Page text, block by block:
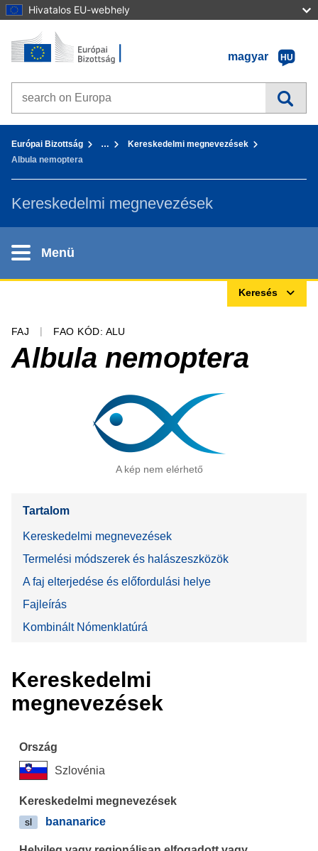
Hivatalos EU-webhely
Tovább a tartalomhoz
Kezdőlap - Európai Bizottság
magyar
HU
Search on Europa websites
Európai Bizottság …
Kereskedelmi megnevezések
Albula nemoptera
Kereskedelmi megnevezések
Menü
Keresés
FAJ FAO KÓD: ALU
Albula nemoptera
A kép nem elérhető
Tartalom
Kereskedelmi megnevezések
Termelési módszerek és halászeszközök
A faj elterjedése és előfordulási helye
Fajleírás
Kombinált Nómenklatúrá
Kereskedelmi
megnevezések
Szlovénia
sl bananarice